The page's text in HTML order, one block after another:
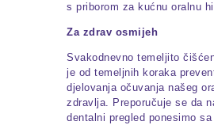
s priborom za kućnu oralnu
Za zdrav osmijeh
Svakodnevno temeljito
je od temeljnih koraka
djelovanja očuvanja našeg
zdravlja. Preporučuje se da
dentalni pregled ponesimo